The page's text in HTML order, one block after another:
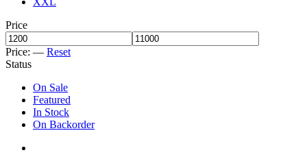
Price
Price: — Reset
Status
On Sale
Featured
In Stock
On Backorder